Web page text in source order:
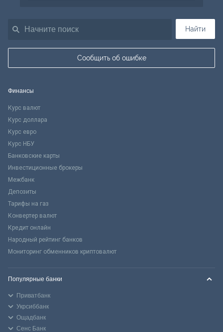
Найти
Сообщить об ошибке
Финансы
Курс валют
Курс доллара
Курс евро
Курс НБУ
Банковские карты
Инвестиционные брокеры
Межбанк
Депозиты
Тарифы на газ
Конвертер валют
Кредит онлайн
Народный рейтинг банков
Мониторинг обменников криптовалют
Популярные банки
Приватбанк
Укрсиббанк
Ощадбанк
Сенс Банк